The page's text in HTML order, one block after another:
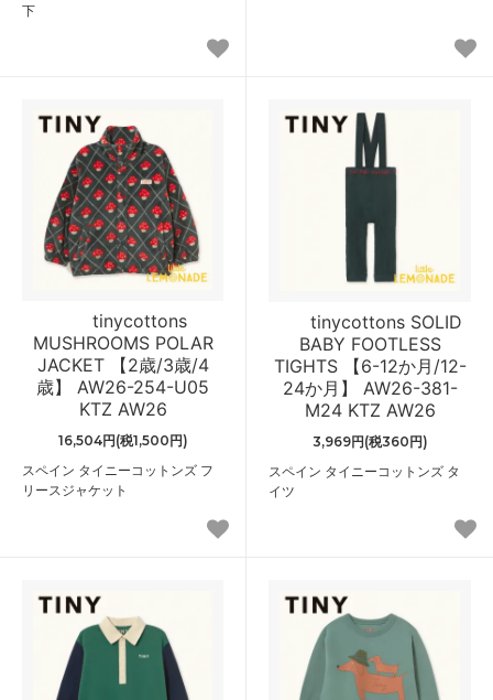
下
tinycottons
MUSHROOMS POLAR
JACKET 【2歳/3歳/4
歳】 AW26-254-U05
KTZ AW26
16,504円(税1,500円)
スペイン タイニーコットンズ フ
リースジャケット
tinycottons SOLID
BABY FOOTLESS
TIGHTS 【6-12か月/12-
24か月】 AW26-381-
M24 KTZ AW26
3,969円(税360円)
スペイン タイニーコットンズ タ
イツ